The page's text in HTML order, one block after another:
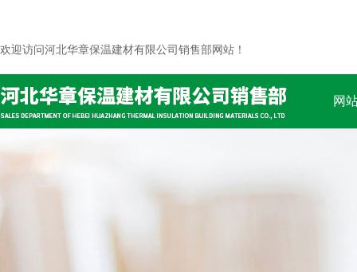
欢迎访问河北华章保温建材有限公司销售部网站！
网